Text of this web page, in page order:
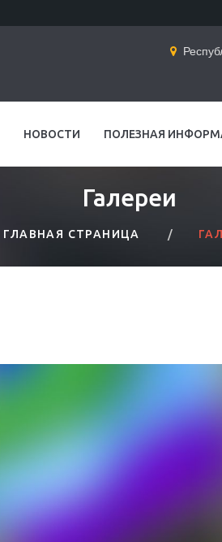
НОВОСТИ ПОЛЕЗНАЯ
Галереи
ГЛАВНАЯ СТРАНИЦА